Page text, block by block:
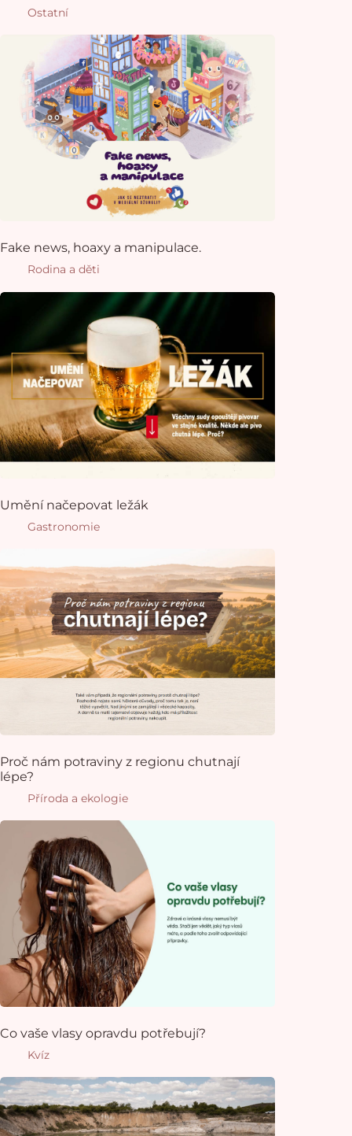
Ostatní
Fake news, hoaxy a manipulace.
Rodina a děti
Umění načepovat ležák
Gastronomie
Proč nám potraviny z regionu chutnají
lépe?
Příroda a ekologie
Co vaše vlasy opravdu potřebují?
Kvíz